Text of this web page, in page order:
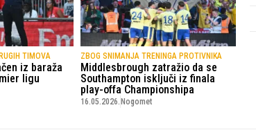
TIMOVA
iz baraža
ligu
ZBOG SNIMANJA TRENINGA PROTIVNIKA
Middlesbrough zatražio da se
Southampton isključi iz finala
play-offa Championshipa
16.05.2026. Nogomet